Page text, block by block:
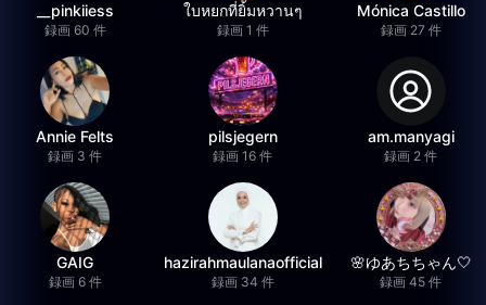
__pinkiiess
録画 60 件
ใบหยกที่ยิ้มหวานๆ
録画 1 件
Mónica Castillo
録画 27 件
Annie Felts
録画 3 件
pilsjegern
録画 16 件
am.manyagi
録画 2 件
GAIG
録画 6 件
hazirahmaulanaofficial
録画 34 件
🌸ゆあちちゃん🤍
録画 45 件